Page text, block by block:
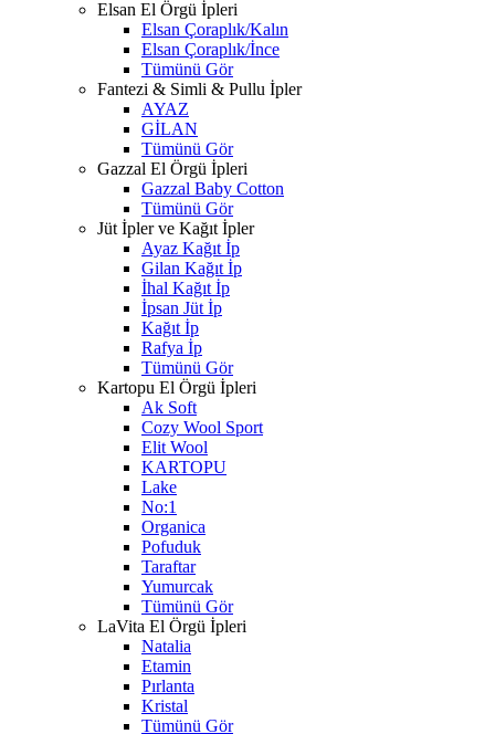
Elsan El Örgü İpleri
Elsan Çoraplık/Kalın
Elsan Çoraplık/İnce
Tümünü Gör
Fantezi & Simli & Pullu İpler
AYAZ
GİLAN
Tümünü Gör
Gazzal El Örgü İpleri
Gazzal Baby Cotton
Tümünü Gör
Jüt İpler ve Kağıt İpler
Ayaz Kağıt İp
Gilan Kağıt İp
İhal Kağıt İp
İpsan Jüt İp
Kağıt İp
Rafya İp
Tümünü Gör
Kartopu El Örgü İpleri
Ak Soft
Cozy Wool Sport
Elit Wool
KARTOPU
Lake
No:1
Organica
Pofuduk
Taraftar
Yumurcak
Tümünü Gör
LaVita El Örgü İpleri
Natalia
Etamin
Pırlanta
Kristal
Tümünü Gör